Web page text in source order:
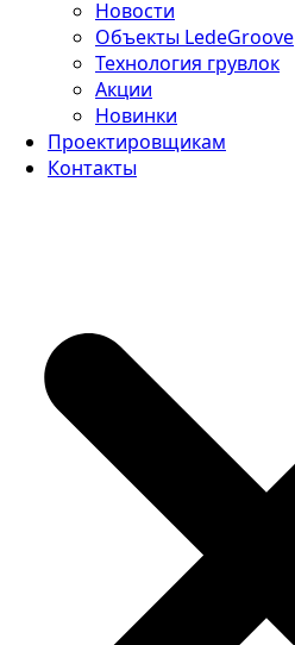
Новости
Объекты LedeGroove
Технология грувлок
Акции
Новинки
Проектировщикам
Контакты